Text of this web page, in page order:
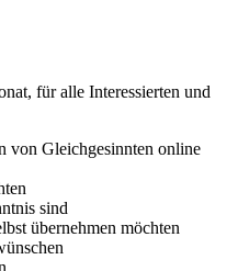
für alle Interessierten und
von Gleichgesinnten online
sind
übernehmen möchten